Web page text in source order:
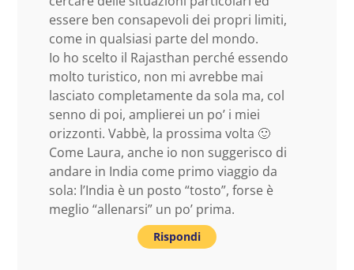
essere ben consapevoli dei propri limiti,
come in qualsiasi parte del mondo.
Io ho scelto il Rajasthan perché essendo
molto turistico, non mi avrebbe mai
lasciato completamente da sola ma, col
senno di poi, amplierei un po’ i miei
orizzonti. Vabbè, la prossima volta 🙂
Come Laura, anche io non suggerisco di
andare in India come primo viaggio da
sola: l’India è un posto “tosto”, forse è
meglio “allenarsi” un po’ prima.
Rispondi